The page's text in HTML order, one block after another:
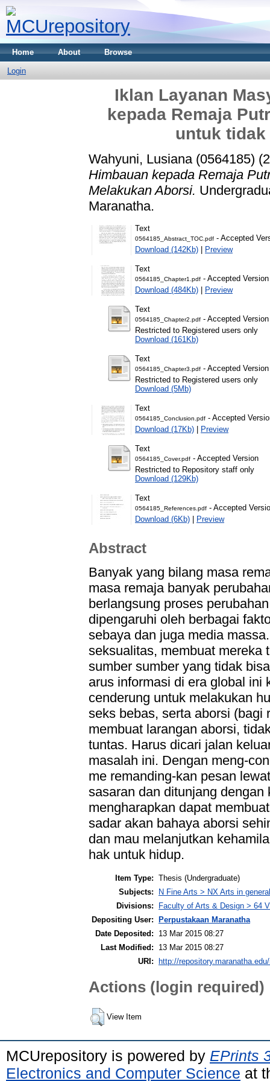
Home About Browse
Login
Iklan Layanan
kepada Remaja
untuk
Wahyuni, Lusiana (0564185)
Himbauan kepada Remaja
Melakukan Aborsi.
Maranatha.
Text
0564185_Abstract_TOC.pdf - Accepted
Download (142Kb) | Preview
Text
0564185_Chapter1.pdf - Accepted Version
Download (484Kb) | Preview
Text
0564185_Chapter2.pdf - Accepted Version
Restricted to Registered users only
Download (161Kb)
Text
0564185_Chapter3.pdf - Accepted Version
Restricted to Registered users only
Download (5Mb)
Text
0564185_Conclusion.pdf - Accepted
Download (17Kb) | Preview
Text
0564185_Cover.pdf - Accepted Version
Restricted to Repository staff only
Download (129Kb)
Text
0564185_References.pdf - Accepted
Download (6Kb) | Preview
Abstract
Banyak yang bilang masa
masa remaja banyak
berlangsung proses
dipengaruhi oleh berbagai
sebaya dan juga media
seksualitas, membuat mereka
sumber sumber yang tidak
arus informasi di era global ini
cenderung untuk melakukan
seks bebas, serta aborsi (bagi
membuat larangan aborsi,
tuntas. Harus dicari jalan
masalah ini. Dengan meng-
me remanding-kan pesan
sasaran dan ditunjang
mengharapkan dapat
sadar akan bahaya aborsi
dan mau melanjutkan
hak untuk hidup.
Item Type: Thesis (Undergraduate)
Subjects:
N Fine Arts > NX Arts in general
Divisions:
Faculty of Arts & Design > 64
Depositing User:
Perpustakaan Maranatha
Date Deposited:
13 Mar 2015 08:27
Last Modified:
13 Mar 2015 08:27
URI:
http://
Actions (login required)
View Item
MCUrepository is powered by EPrints
Electronics and Computer Science at